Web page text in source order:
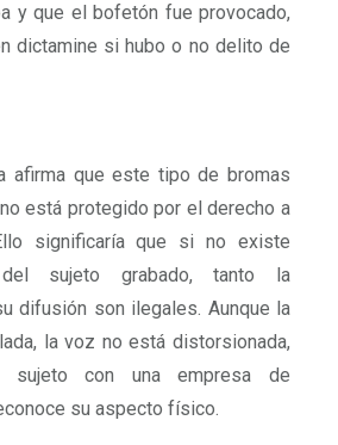
y que el bofetón fue provocado,
dictamine si hubo o no delito de
afirma que este tipo de bromas
está protegido por el derecho a
significaría que si no existe
del sujeto grabado, tanto la
difusión son ilegales. Aunque la
la voz no está distorsionada,
sujeto con una empresa de
su aspecto físico.